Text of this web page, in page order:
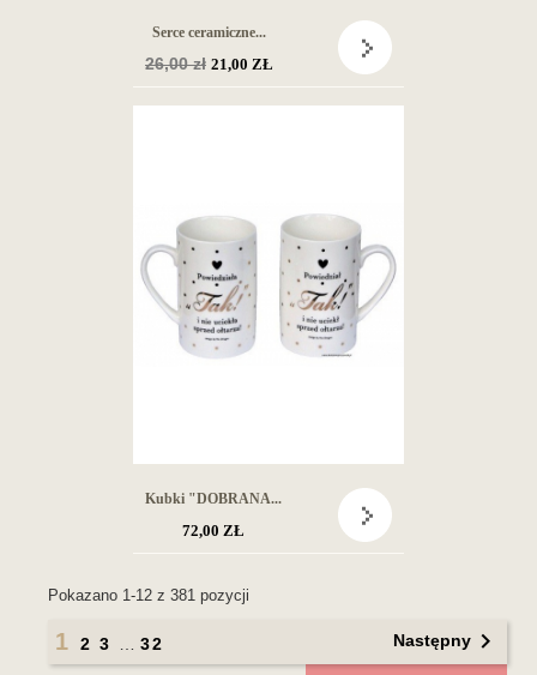
Serce ceramiczne...
Cena
26,00 zł 21,00 ZŁ
Kubki "DOBRANA...
72,00 ZŁ
Pokazano 1-12 z 381 pozycji
1 2 3 32 Następny 